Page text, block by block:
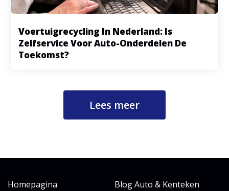
Voertuigrecycling In Nederland: Is
Zelfservice Voor Auto-Onderdelen De
Toekomst?
Lees meer
Homepagina Blog Auto & Kenteken